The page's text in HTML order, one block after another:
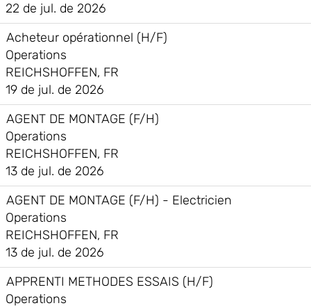
22 de jul. de 2026
Acheteur opérationnel (H/F)
Operations
REICHSHOFFEN, FR
19 de jul. de 2026
AGENT DE MONTAGE (F/H)
Operations
REICHSHOFFEN, FR
13 de jul. de 2026
AGENT DE MONTAGE (F/H) - Electricien
Operations
REICHSHOFFEN, FR
13 de jul. de 2026
APPRENTI METHODES ESSAIS (H/F)
Operations